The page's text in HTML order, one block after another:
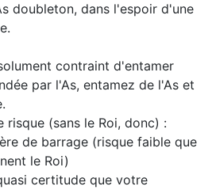
doubleton, dans l'espoir d'une
contraint d'entamer
par l'As, entamez de l'As et
risque (sans le Roi, donc) :
de barrage (risque faible que
le Roi)
certitude que votre